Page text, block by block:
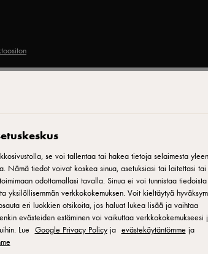
Protein
200
Chocolate Brownie on herkullisen
proteiinia. Kätevän pakkauksen ja pillin
se voi tallentaa tai hakea tietoja selaimesta
Nämä tiedot voivat koskea sinua, asetuksiasi tai laitettasi
odottamallasi tavalla. Sinua ei voi tunnistaa
yksilöllisemmän verkkokokemuksen. Voit kieltäytyä
eri luokkien otsikoita, jos haluat lukea lisää ja vaihtaa
evästeiden estäminen voi vaikuttaa verkkokokemukseesi
Lue Google Privacy Policyja evästekäytäntömme ja